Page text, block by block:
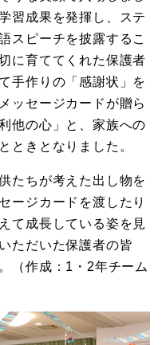
習成果を発揮し、ステ
スピーチを披露するこ
に育ててくれた保護者
手作りの「感謝状」を
ッセージカードが贈ら
他の心」と、家族への
ときとなりました。
たちが考えた出し物を
ージカードを渡したり
て成長している姿を見
ただいた保護者の皆
（作成：1・2年チーム